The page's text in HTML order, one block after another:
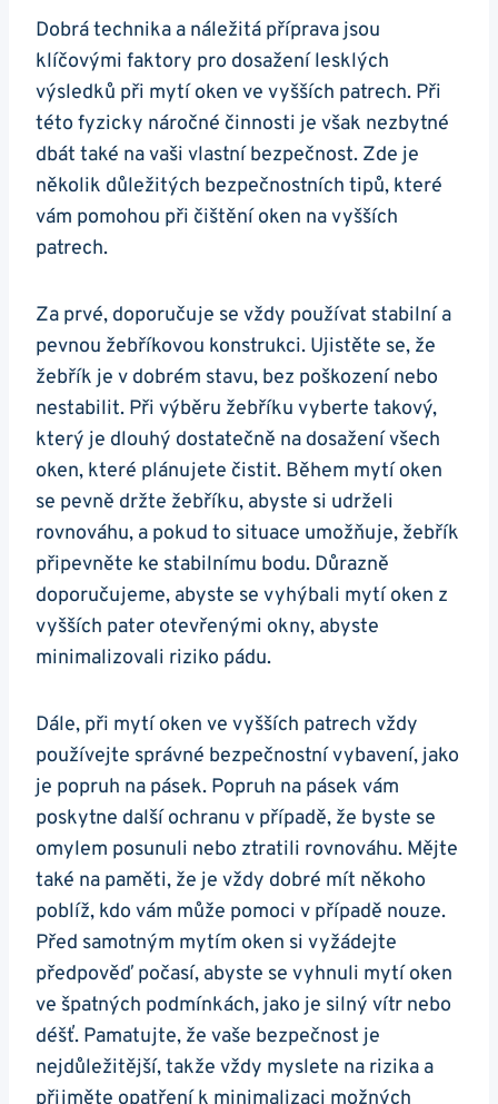
Dobrá technika a náležitá příprava jsou
klíčovými faktory pro dosažení lesklých
výsledků při mytí oken ve vyšších patrech. Při
této fyzicky náročné činnosti je však nezbytné
dbát také na vaši vlastní bezpečnost. Zde je
několik důležitých bezpečnostních tipů, které
vám pomohou při čištění oken na vyšších
patrech.
Za prvé, doporučuje se vždy používat stabilní a
pevnou žebříkovou konstrukci. Ujistěte se, že
žebřík je v dobrém stavu, bez poškození nebo
nestabilit. Při výběru žebříku vyberte takový,
který je dlouhý dostatečně na dosažení všech
oken, které plánujete čistit. Během mytí oken
se pevně držte žebříku, abyste si udrželi
rovnováhu, a pokud to situace umožňuje, žebřík
připevněte ke stabilnímu bodu. Důrazně
doporučujeme, abyste se vyhýbali mytí oken z
vyšších pater otevřenými okny, abyste
minimalizovali riziko pádu.
Dále, při mytí oken ve vyšších patrech vždy
používejte správné bezpečnostní vybavení, jako
je popruh na pásek. Popruh na pásek vám
poskytne další ochranu v případě, že byste se
omylem posunuli nebo ztratili rovnováhu. Mějte
také na paměti, že je vždy dobré mít někoho
poblíž, kdo vám může pomoci v případě nouze.
Před samotným mytím oken si vyžádejte
předpověď počasí, abyste se vyhnuli mytí oken
ve špatných podmínkách, jako je silný vítr nebo
déšť. Pamatujte, že vaše bezpečnost je
nejdůležitější, takže vždy myslete na rizika a
přijměte opatření k minimalizaci možných